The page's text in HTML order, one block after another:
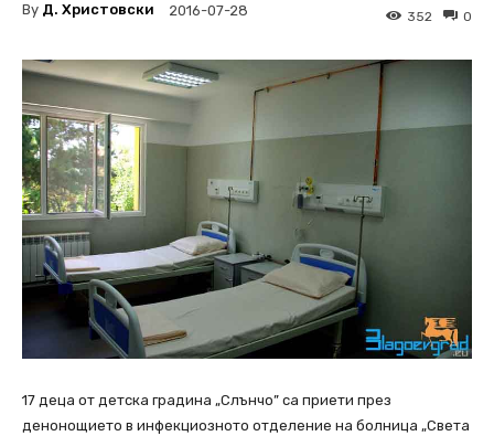
By Д. Христовски 2016-07-28 0
352
17 деца от детска градина „Слънчо” са приети през
денонощието в инфекциозното отделение на болница „Света